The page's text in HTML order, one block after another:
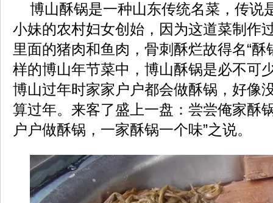
博山酥锅是一种山东传统名菜，传说
小妹的农村妇女创始，因为这道菜制作
里面的猪肉和鱼肉，骨刺酥烂故得名“酥
样的博山年节菜中，博山酥锅是必不可
博山过年时家家户户都会做酥锅，好像
算过年。来客了盛上一盘：尝尝俺家酥
户户做酥锅，一家酥锅一个味”之说。